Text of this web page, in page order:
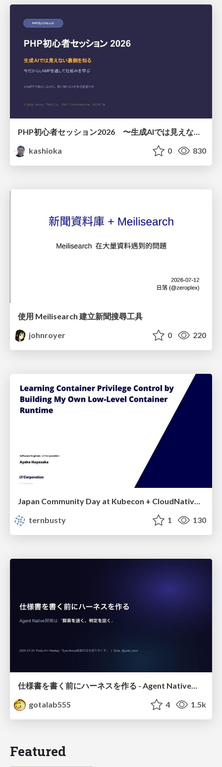
PHP初心者セッション2026 〜生成AIでは見えない裏側を知る：今だからLAMPを通して仕組みを学ぶ〜
kashioka
0 830
使用 Meilisearch 建立新聞搜尋工具
johnroyer
0 220
ternbusty
1 130
仕様書を書く前にハーネスを作る - Agent Native開発は「探索を速く、判定を固く」
gotalab555
4 1.5k
Featured